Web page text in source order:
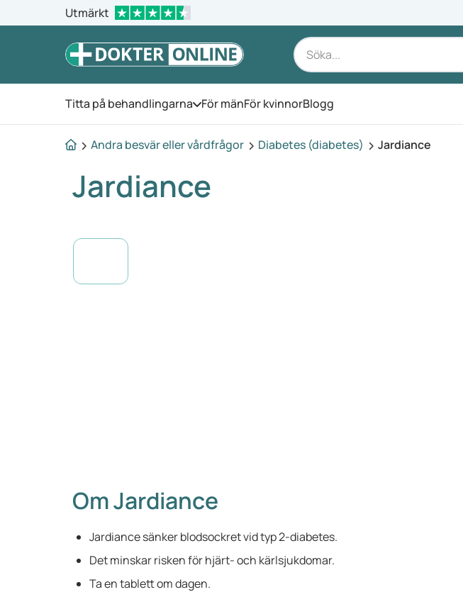
Utmärkt
Titta på behandlingarna Öppna menyn
För mänFör kvinnorBlogg
Andra besvär eller vårdfrågor Diabetes (diabetes) Jardiance
Jardiance
Om Jardiance
Jardiance sänker blodsockret vid typ 2-diabetes.
Det minskar risken för hjärt- och kärlsjukdomar.
Ta en tablett om dagen.